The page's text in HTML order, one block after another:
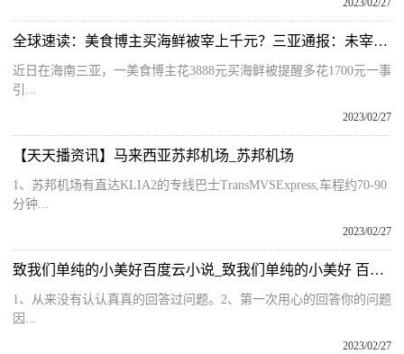
2023/02/27
全球速读：美食博主买海鲜被宰上千元？三亚通报：未宰客，已处罚误导者
近日在海南三亚，一美食博主花3888元买海鲜被提醒多花1700元一事
引...
2023/02/27
【天天播资讯】马来西亚苏邦机场_苏邦机场
1、苏邦机场有直达KLIA2的专线巴士TransMVSExpress,车程约70-90
分钟...
2023/02/27
致我们单纯的小美好百度云小说_致我们单纯的小美好 百度云
1、从来没有认认真真的回答过问题。2、第一次用心的回答你的问题
因...
2023/02/27